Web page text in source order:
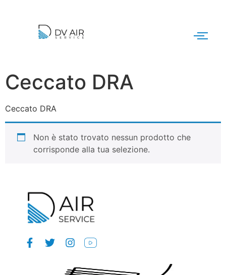
Ceccato DRA
Ceccato DRA
Non è stato trovato nessun prodotto che
corrisponde alla tua selezione.